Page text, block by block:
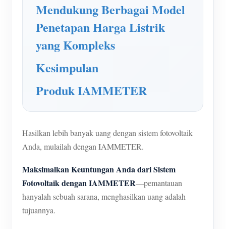
Blog
Mendukung Berbagai Model
Penetapan Harga Listrik
yang Kompleks
Kesimpulan
Produk IAMMETER
Hasilkan lebih banyak uang dengan sistem fotovoltaik
Anda, mulailah dengan IAMMETER.
Maksimalkan Keuntungan Anda dari Sistem
Fotovoltaik dengan IAMMETER—pemantauan
hanyalah sebuah sarana, menghasilkan uang adalah
tujuannya.